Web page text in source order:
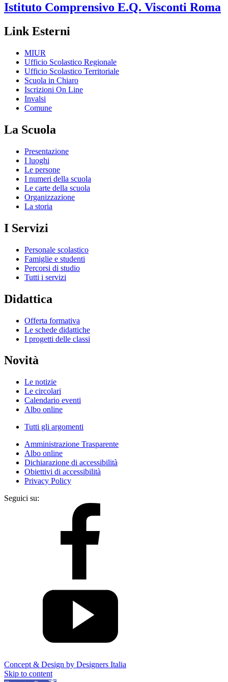
Istituto Comprensivo E.Q. Visconti Roma
Link Esterni
MIUR
Ufficio Scolastico Regionale
Ufficio Scolastico Territoriale
Scuola in Chiaro
Iscrizioni On Line
Invalsi
Comune
La Scuola
Presentazione
I luoghi
Le persone
I numeri della scuola
Le carte della scuola
Organizzazione
La storia
I Servizi
Personale scolastico
Famiglie e studenti
Percorsi di studio
Tutti i servizi
Didattica
Offerta formativa
Le schede didattiche
I progetti delle classi
Novità
Le notizie
Le circolari
Calendario eventi
Albo online
Tutti gli argomenti
Amministrazione Trasparente
Albo online
Dichiarazione di accessibilità
Obiettivi di accessibilità
Privacy Policy
Seguici su:
Concept & Design by Designers Italia
Skip to content